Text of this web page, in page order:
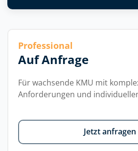
Professional
Auf Anfrage
Für wachsende KMU mit
Anforderungen und
Jetzt anfragen